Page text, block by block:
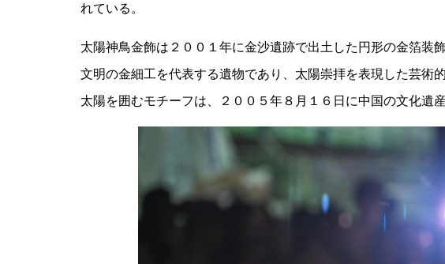
れている。
太陽神鳥金飾は２００１年に金沙遺跡で出土した円形の金箔装
文明の金細工を代表する遺物であり、太陽崇拝を表現した芸術
太陽を囲むモチーフは、２００５年８月１６日に中国の文化遺